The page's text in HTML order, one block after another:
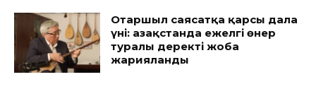
Отаршыл саясатқа қарсы дала
үні: Қазақстанда ежелгі өнер
туралы деректі жоба
жарияланды